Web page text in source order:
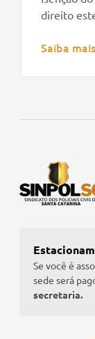
direito
Saiba mais
Se você é
sede será
secretaria.